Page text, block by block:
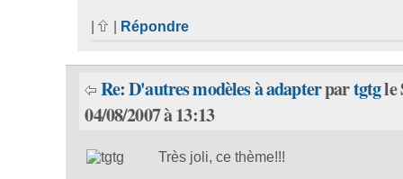
| Répondre
Re: D'autres modèles à adapterpartgtgle
04/08/2007 à 13:13
Très joli, ce thème!!!